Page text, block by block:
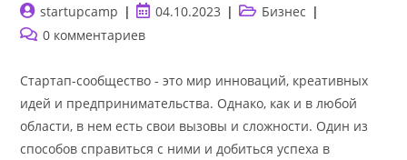
Автор
записи:
startupcamp
Запись
опубликована:
04.10.2023
Рубрика
Бизнес
Комментарии
0 комментариев
Стартап-сообщество - это мир инноваций, креативных
идей и предпринимательства. Однако, как и в любой
области, в нем есть свои вызовы и сложности. Один из
способов справиться с ними и добиться успеха в